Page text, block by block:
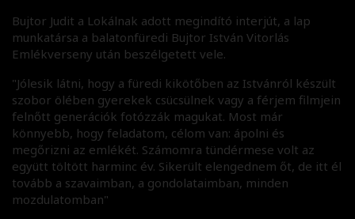
Bujtor Judit a Lokálnak adott megindító interjút, a lap
munkatársa a balatonfüredi Bujtor István Vitorlás
Emlékverseny után beszélgetett vele.
"Jólesik látni, hogy a füredi kikötőben az Istvánról készült
szobor ölében gyerekek csücsülnek vagy a férjem filmjein
felnőtt generációk fotózzák magukat. Most már
könnyebb, hogy feladatom, célom van: ápolni és
megőrizni az emlékét. Számomra tündérmese volt az
együtt töltött harminc év. Sikerült elengednem őt, de itt él
tovább a szavaimban, a gondolataimban, minden
mozdulatomban"